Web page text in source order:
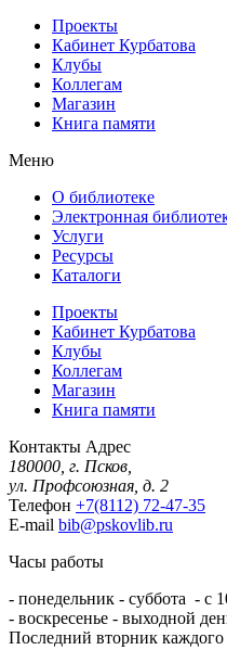
Проекты
Кабинет Курбатова
Клубы
Коллегам
Магазин
Книга памяти
Меню
О библиотеке
Электронная
Услуги
Ресурсы
Каталоги
Проекты
Кабинет Курбатова
Клубы
Коллегам
Магазин
Книга памяти
Контакты Адрес
180000, г. Псков,
ул. Профсоюзная, д. 2
Телефон +7(8112) 72-47-35
E-mail bib@pskovlib.ru
Часы работы
- понедельник - суббота - с
- воскресенье - выходной
Последний вторник